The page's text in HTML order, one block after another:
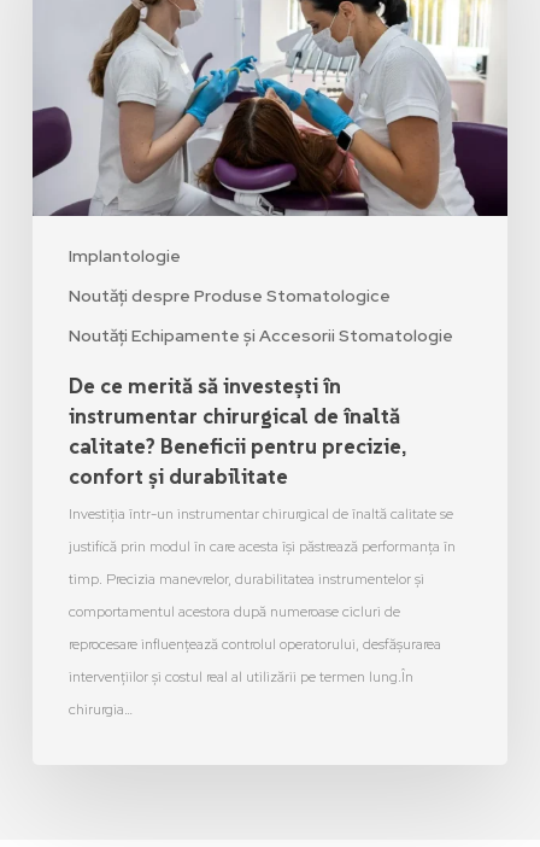
Implantologie
Noutăți despre Produse Stomatologice
Noutăți Echipamente și Accesorii Stomatologie
De ce merită să investești în
instrumentar chirurgical de înaltă
calitate? Beneficii pentru precizie,
confort și durabilitate
Investiția într-un instrumentar chirurgical de înaltă calitate se
justifică prin modul în care acesta își păstrează performanța în
timp. Precizia manevrelor, durabilitatea instrumentelor și
comportamentul acestora după numeroase cicluri de
reprocesare influențează controlul operatorului, desfășurarea
intervențiilor și costul real al utilizării pe termen lung.În
chirurgia…